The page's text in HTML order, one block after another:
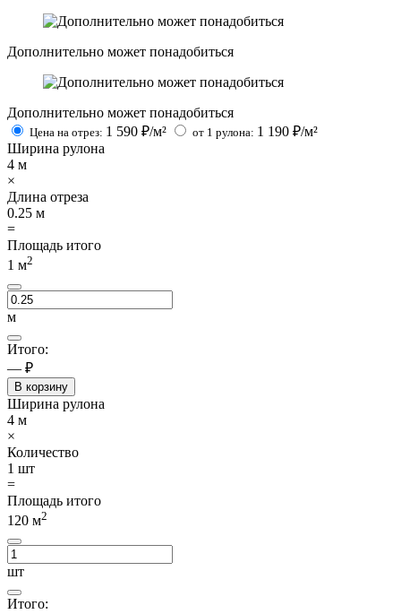
Дополнительно может понадобиться
Дополнительно может понадобиться
Цена на отрез: 1 590 ₽/м² от 1 рулона: 1 190 ₽/м²
Ширина рулона
4 м
×
Длина отреза
0.25 м
=
Площадь итого
1 м2
м
Итого:
— ₽
В корзину
Ширина рулона
4 м
×
Количество
1 шт
=
Площадь итого
120 м2
шт
Итого: